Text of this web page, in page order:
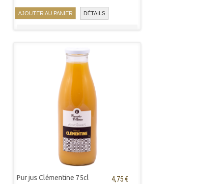
AJOUTER AU PANIER DÉTAILS
Pur jus Clémentine 75cl 4,75 €